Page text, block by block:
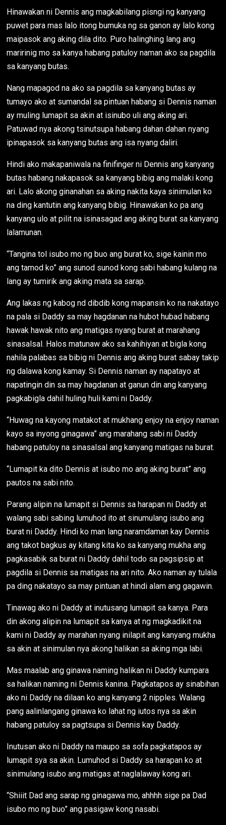
Hinawakan ni Dennis ang magkabilang pisngi ng kanyang
puwet para mas lalo itong bumuka ng sa ganon ay lalo kong
maipasok ang aking dila dito. Puro halinghing lang ang
maririnig mo sa kanya habang patuloy naman ako sa pagdila
sa kanyang butas.
Nang mapagod na ako sa pagdila sa kanyang butas ay
tumayo ako at sumandal sa pintuan habang si Dennis naman
ay muling lumapit sa akin at isinubo uli ang aking ari.
Patuwad nya akong tsinutsupa habang dahan dahan nyang
ipinapasok sa kanyang butas ang isa nyang daliri.
Hindi ako makapaniwala na finifinger ni Dennis ang kanyang
butas habang nakapasok sa kanyang bibig ang malaki kong
ari. Lalo akong ginanahan sa aking nakita kaya sinimulan ko
na ding kantutin ang kanyang bibig. Hinawakan ko pa ang
kanyang ulo at pilit na isinasagad ang aking burat sa kanyang
lalamunan.
“Tangina tol isubo mo ng buo ang burat ko, sige kainin mo
ang tamod ko” ang sunod sunod kong sabi habang kulang na
lang ay tumirik ang aking mata sa sarap.
Ang lakas ng kabog nd dibdib kong mapansin ko na nakatayo
na pala si Daddy sa may hagdanan na hubot hubad habang
hawak hawak nito ang matigas nyang burat at marahang
sinasalsal. Halos matunaw ako sa kahihiyan at bigla kong
nahila palabas sa bibig ni Dennis ang aking burat sabay takip
ng dalawa kong kamay. Si Dennis naman ay napatayo at
napatingin din sa may hagdanan at ganun din ang kanyang
pagkabigla dahil huling huli kami ni Daddy.
“Huwag na kayong matakot at mukhang enjoy na enjoy naman
kayo sa inyong ginagawa” ang marahang sabi ni Daddy
habang patuloy na sinasalsal ang kanyang matigas na burat.
“Lumapit ka dito Dennis at isubo mo ang aking burat” ang
pautos na sabi nito.
Parang alipin na lumapit si Dennis sa harapan ni Daddy at
walang sabi sabing lumuhod ito at sinumulang isubo ang
burat ni Daddy. Hindi ko man lang naramdaman kay Dennis
ang takot bagkus ay kitang kita ko sa kanyang mukha ang
pagkasabik sa burat ni Daddy dahil todo sa pagsipsip at
pagdila si Dennis sa matigas na ari nito. Ako naman ay tulala
pa ding nakatayo sa may pintuan at hindi alam ang gagawin.
Tinawag ako ni Daddy at inutusang lumapit sa kanya. Para
din akong alipin na lumapit sa kanya at ng magkadikit na
kami ni Daddy ay marahan nyang inilapit ang kanyang mukha
sa akin at sinimulan nya akong halikan sa aking mga labi.
Mas maalab ang ginawa naming halikan ni Daddy kumpara
sa halikan naming ni Dennis kanina. Pagkatapos ay sinabihan
ako ni Daddy na dilaan ko ang kanyang 2 nipples. Walang
pang aalinlangang ginawa ko lahat ng iutos nya sa akin
habang patuloy sa pagtsupa si Dennis kay Daddy.
Inutusan ako ni Daddy na maupo sa sofa pagkatapos ay
lumapit sya sa akin. Lumuhod si Daddy sa harapan ko at
sinimulang isubo ang matigas at naglalaway kong ari.
“Shiiit Dad ang sarap ng ginagawa mo, ahhhh sige pa Dad
isubo mo ng buo” ang pasigaw kong nasabi.